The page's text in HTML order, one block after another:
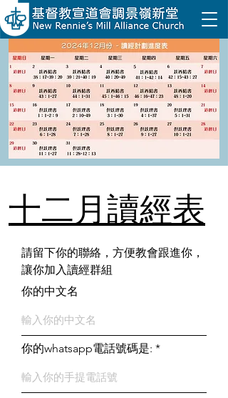
​十二月讀經表
​請留下你的聯絡，方便教會跟進你，
讓你加入讀經群組
你的中文名
你的whatsapp電話號碼是: